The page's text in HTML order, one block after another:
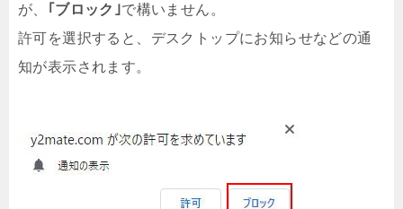
が、
｢ブロック｣で構いません。
許可を選択すると、デスクトップにお知らせなどの通
知が表示されます。